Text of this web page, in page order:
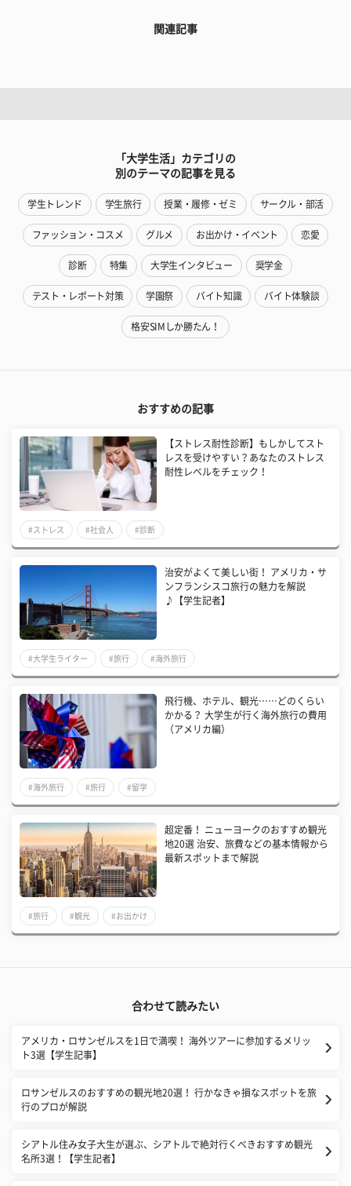
関連記事
「大学生活」カテゴリの
別のテーマの記事を見る
学生トレンド 学生旅行 授業・履修・ゼミ サークル・部活
ファッション・コスメ グルメ お出かけ・イベント 恋愛
診断 特集 大学生インタビュー 奨学金
テスト・レポート対策 学園祭 バイト知識 バイト体験談
格安SIMしか勝たん！
おすすめの記事
【ストレス耐性診断】もしかしてスト
レスを受けやすい？あなたのストレス
耐性レベルをチェック！
#ストレス #社会人 #診断
治安がよくて美しい街！ アメリカ・サ
ンフランシスコ旅行の魅力を解説
♪【学生記者】
#大学生ライター #旅行 #海外旅行
飛行機、ホテル、観光……どのくらい
かかる？ 大学生が行く海外旅行の費用
（アメリカ編）
#海外旅行 #旅行 #留学
超定番！ ニューヨークのおすすめ観光
地20選 治安、旅費などの基本情報から
最新スポットまで解説
#旅行 #観光 #お出かけ
合わせて読みたい
アメリカ・ロサンゼルスを1日で満喫！ 海外ツアーに参加するメリッ
ト3選【学生記事】
ロサンゼルスのおすすめの観光地20選！ 行かなきゃ損なスポットを旅
行のプロが解説
シアトル住み女子大生が選ぶ、シアトルで絶対行くべきおすすめ観光
名所3選！【学生記者】